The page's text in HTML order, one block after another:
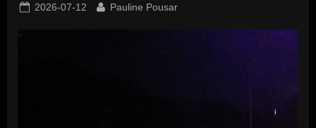
Posted
2026-07-12 By
Pauline Pousar